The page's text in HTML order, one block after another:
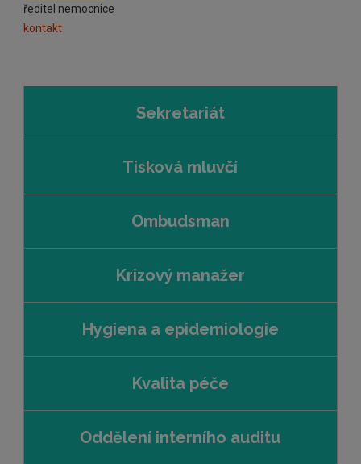
ředitel nemocnice
kontakt
Sekretariát
Tisková mluvčí
Ombudsman
Krizový manažer
Hygiena a epidemiologie
Kvalita péče
Oddělení interního auditu